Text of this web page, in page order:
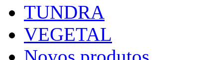
TUNDRA
VEGETAL